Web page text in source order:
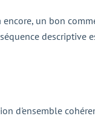
un bon
descriptive
d'ensemble